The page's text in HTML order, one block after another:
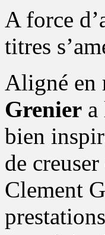
A force
titres
Aligné en
Grenier a
bien
de
Clement